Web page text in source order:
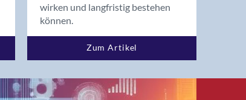
wirken und langfristig bestehen
können.
Zum Artikel